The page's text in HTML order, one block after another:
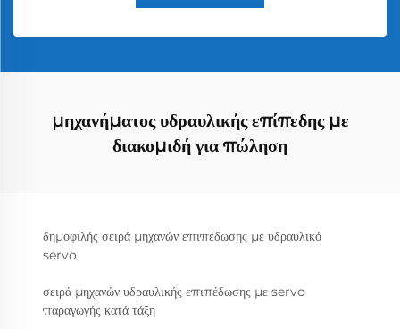
μηχανήματος υδραυλικής επίπεδης με
διακομιδή για πώληση
δημοφιλής σειρά μηχανών επιπέδωσης με υδραυλικό
servo
σειρά μηχανών υδραυλικής επιπέδωσης με servo
παραγωγής κατά τάξη